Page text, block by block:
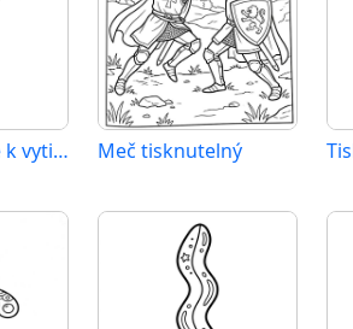
Obrázek meče k vytištění Meč tisknutelný